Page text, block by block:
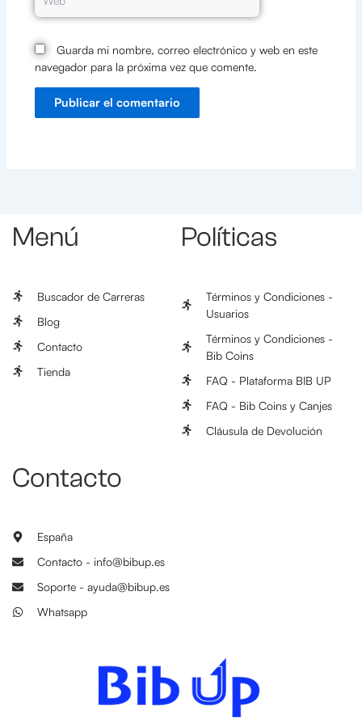
Guarda mi nombre, correo electrónico y web en este
navegador para la próxima vez que comente.
Menú
Buscador de Carreras
Blog
Contacto
Tienda
Políticas
Términos y Condiciones -
Usuarios
Términos y Condiciones -
Bib Coins
FAQ - Plataforma BIB UP
FAQ - Bib Coins y Canjes
Cláusula de Devolución
Contacto
España
Contacto - info@bibup.es
Soporte - ayuda@bibup.es
Whatsapp